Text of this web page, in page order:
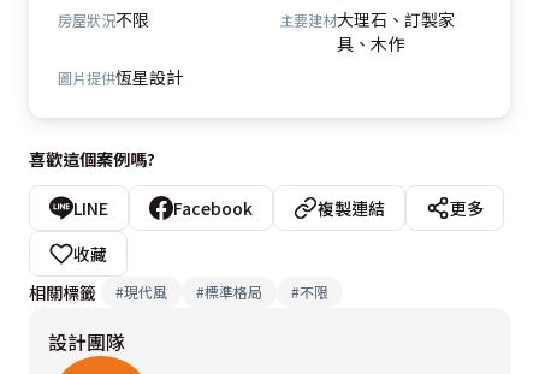
房屋狀況不限 主要建材大理石、訂製家
具、木作
圖片提供恆星設計
喜歡這個案例嗎?
LINE Facebook 複製連結
更多
收藏
相關標籤
#現代風 #標準格局 #不限
設計團隊